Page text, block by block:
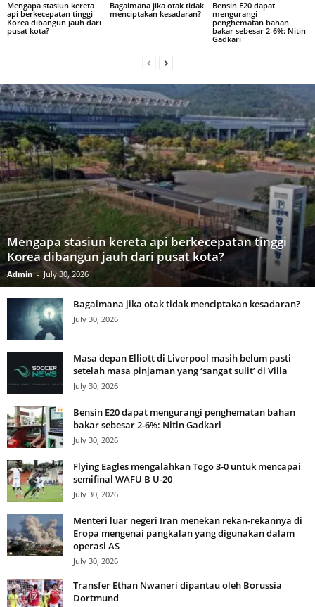
Mengapa stasiun kereta
api berkecepatan tinggi
Korea dibangun jauh dari
pusat kota?
Bagaimana jika otak tidak
menciptakan kesadaran?
Bensin E20 dapat
mengurangi
penghematan bahan
bakar sebesar 2-6%: Nitin
Gadkari
Mengapa stasiun kereta api berkecepatan tinggi
Korea dibangun jauh dari pusat kota?
Admin - July 30, 2026
Bagaimana jika otak tidak menciptakan kesadaran?
July 30, 2026
Masa depan Elliott di Liverpool masih belum pasti
setelah masa pinjaman yang ‘sangat sulit’ di Villa
July 30, 2026
Bensin E20 dapat mengurangi penghematan bahan
bakar sebesar 2-6%: Nitin Gadkari
July 30, 2026
Flying Eagles mengalahkan Togo 3-0 untuk mencapai
semifinal WAFU B U-20
July 30, 2026
Menteri luar negeri Iran menekan rekan-rekannya di
Eropa mengenai pangkalan yang digunakan dalam
operasi AS
July 30, 2026
Transfer Ethan Nwaneri dipantau oleh Borussia
Dortmund